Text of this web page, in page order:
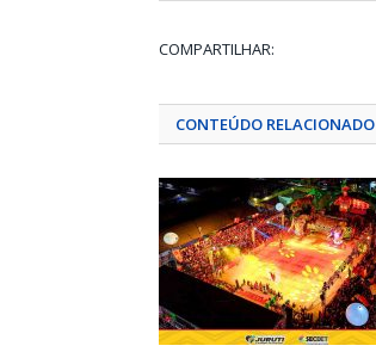
COMPARTILHAR:
CONTEÚDO RELACIONADO